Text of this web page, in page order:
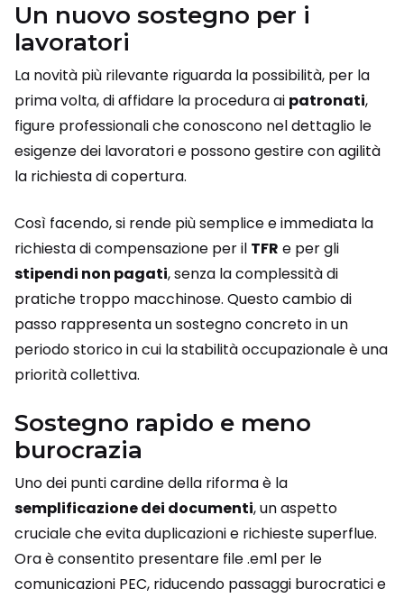
Un nuovo sostegno per i
lavoratori
La novità più rilevante riguarda la possibilità, per la
prima volta, di affidare la procedura ai patronati,
figure professionali che conoscono nel dettaglio le
esigenze dei lavoratori e possono gestire con agilità
la richiesta di copertura.
Così facendo, si rende più semplice e immediata la
richiesta di compensazione per il TFR e per gli
stipendi non pagati, senza la complessità di
pratiche troppo macchinose. Questo cambio di
passo rappresenta un sostegno concreto in un
periodo storico in cui la stabilità occupazionale è una
priorità collettiva.
Sostegno rapido e meno
burocrazia
Uno dei punti cardine della riforma è la
semplificazione dei documenti, un aspetto
cruciale che evita duplicazioni e richieste superflue.
Ora è consentito presentare file .eml per le
comunicazioni PEC, riducendo passaggi burocratici e